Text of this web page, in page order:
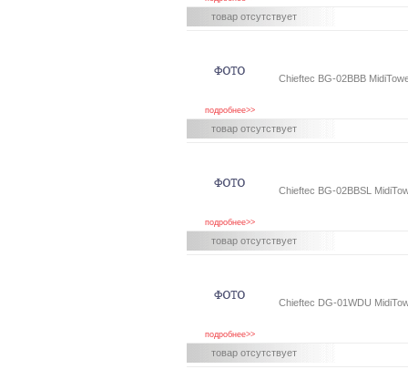
товар отсутствует
подробнее>>
Chieftec BG-02BBB
товар отсутствует
подробнее>>
Chieftec BG-02BBSL
товар отсутствует
подробнее>>
Chieftec DG-01WDU
товар отсутствует